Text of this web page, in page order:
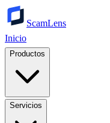
ScamLens
Inicio
Productos
Servicios